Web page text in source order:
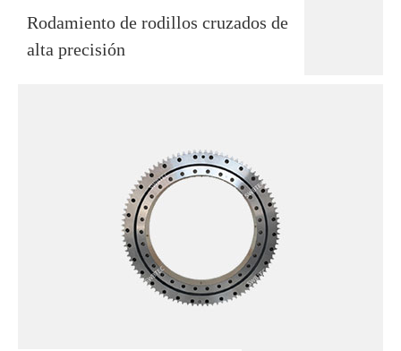
Rodamiento de rodillos cruzados de
alta precisión